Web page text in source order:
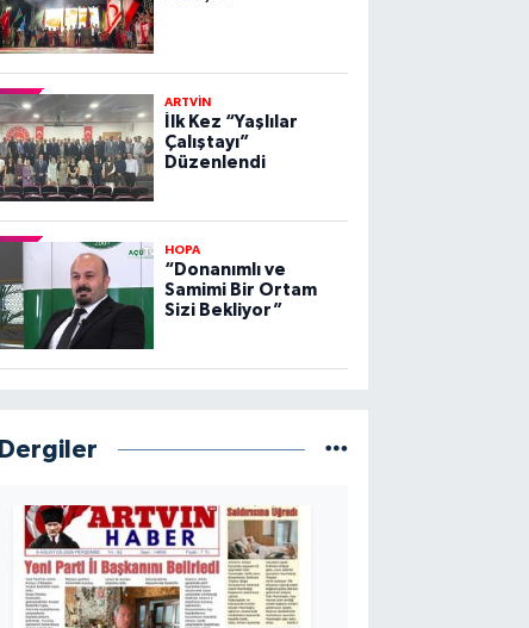
ARTVİN
İlk Kez “Yaşlılar
Çalıştayı”
Düzenlendi
HOPA
“Donanımlı ve
Samimi Bir Ortam
Sizi Bekliyor”
Dergiler